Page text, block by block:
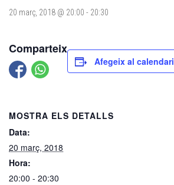
20 març, 2018 @ 20:00 - 20:30
Comparteix
Afegeix al calendari
MOSTRA ELS DETALLS
Data:
20 març, 2018
Hora:
20:00 - 20:30